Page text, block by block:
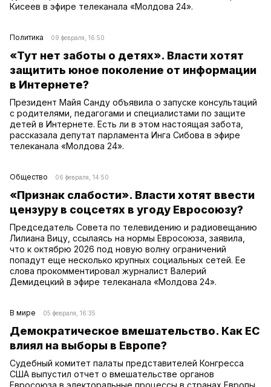
Кисеев в эфире телеканала «Молдова 24».
Политика 09 февраля, 16:50
«Тут нет заботы о детях». Власти хотят
защитить юное поколение от информации
в Интернете?
Президент Майя Санду объявила о запуске консультаций
с родителями, педагогами и специалистами по защите
детей в Интернете. Есть ли в этом настоящая забота,
рассказала депутат парламента Инга Сибова в эфире
телеканала «Молдова 24».
Общество 06 февраля, 14:50
«Признак слабости». Власти хотят ввести
цензуру в соцсетях в угоду Евросоюзу?
Председатель Совета по телевидению и радиовещанию
Лилиана Вицу, ссылаясь на нормы Евросоюза, заявила,
что к октябрю 2026 под новую волну ограничений
попадут еще несколько крупных социальных сетей. Ее
слова прокомментировал журналист Валерий
Демидецкий в эфире телеканала «Молдова 24».
В мире 05 февраля, 16:35
Демократическое вмешательство. Как ЕС
влиял на выборы в Европе?
Судебный комитет палаты представителей Конгресса
США выпустил отчет о вмешательстве органов
Евросоюза в электоральные процессы в странах Европы,